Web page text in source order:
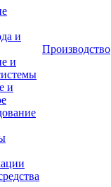
и
и
и
Производство